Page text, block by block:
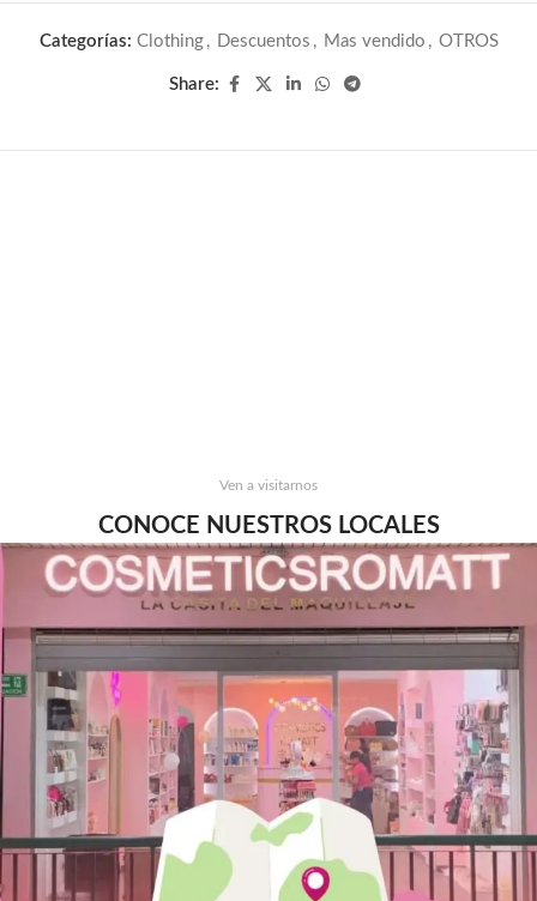
Categorías: Clothing , Descuentos , Mas vendido , OTROS
Share:
Ven a visitarnos
CONOCE NUESTROS LOCALES